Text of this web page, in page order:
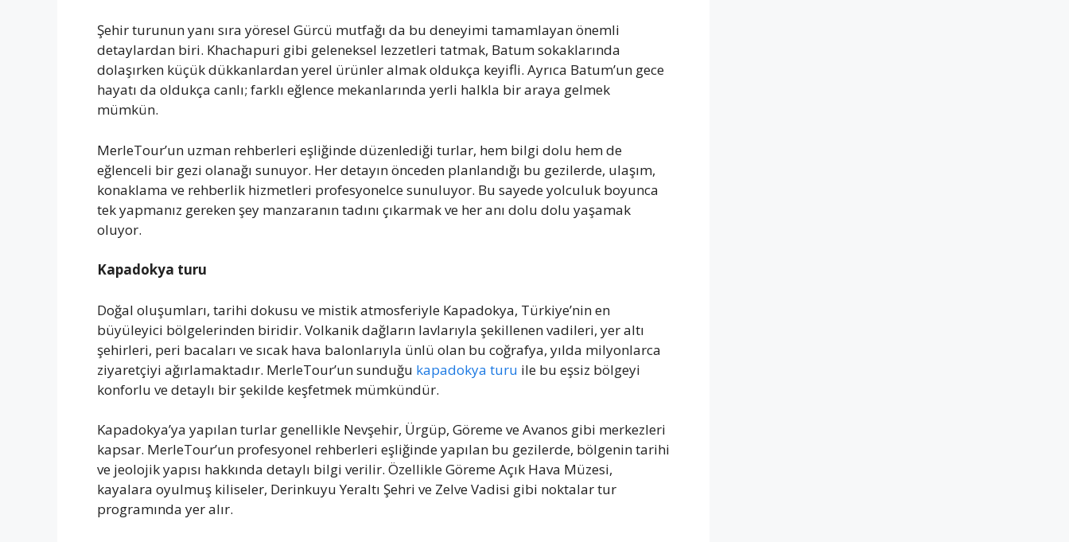
Şehir turunun yanı sıra yöresel Gürcü mutfağı da bu deneyimi tamamlayan önemli
detaylardan biri. Khachapuri gibi geleneksel lezzetleri tatmak, Batum sokaklarında
dolaşırken küçük dükkanlardan yerel ürünler almak oldukça keyifli. Ayrıca Batum’un gece
hayatı da oldukça canlı; farklı eğlence mekanlarında yerli halkla bir araya gelmek
mümkün.
MerleTour’un uzman rehberleri eşliğinde düzenlediği turlar, hem bilgi dolu hem de
eğlenceli bir gezi olanağı sunuyor. Her detayın önceden planlandığı bu gezilerde, ulaşım,
konaklama ve rehberlik hizmetleri profesyonelce sunuluyor. Bu sayede yolculuk boyunca
tek yapmanız gereken şey manzaranın tadını çıkarmak ve her anı dolu dolu yaşamak
oluyor.
Kapadokya turu
Doğal oluşumları, tarihi dokusu ve mistik atmosferiyle Kapadokya, Türkiye’nin en
büyüleyici bölgelerinden biridir. Volkanik dağların lavlarıyla şekillenen vadileri, yer altı
şehirleri, peri bacaları ve sıcak hava balonlarıyla ünlü olan bu coğrafya, yılda milyonlarca
ziyaretçiyi ağırlamaktadır. MerleTour’un sunduğu kapadokya turu ile bu eşsiz bölgeyi
konforlu ve detaylı bir şekilde keşfetmek mümkündür.
Kapadokya’ya yapılan turlar genellikle Nevşehir, Ürgüp, Göreme ve Avanos gibi merkezleri
kapsar. MerleTour’un profesyonel rehberleri eşliğinde yapılan bu gezilerde, bölgenin tarihi
ve jeolojik yapısı hakkında detaylı bilgi verilir. Özellikle Göreme Açık Hava Müzesi,
kayalara oyulmuş kiliseler, Derinkuyu Yeraltı Şehri ve Zelve Vadisi gibi noktalar tur
programında yer alır.